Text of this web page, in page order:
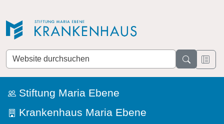
Website
durchsuchen
Stiftung Maria Ebene
Krankenhaus Maria Ebene